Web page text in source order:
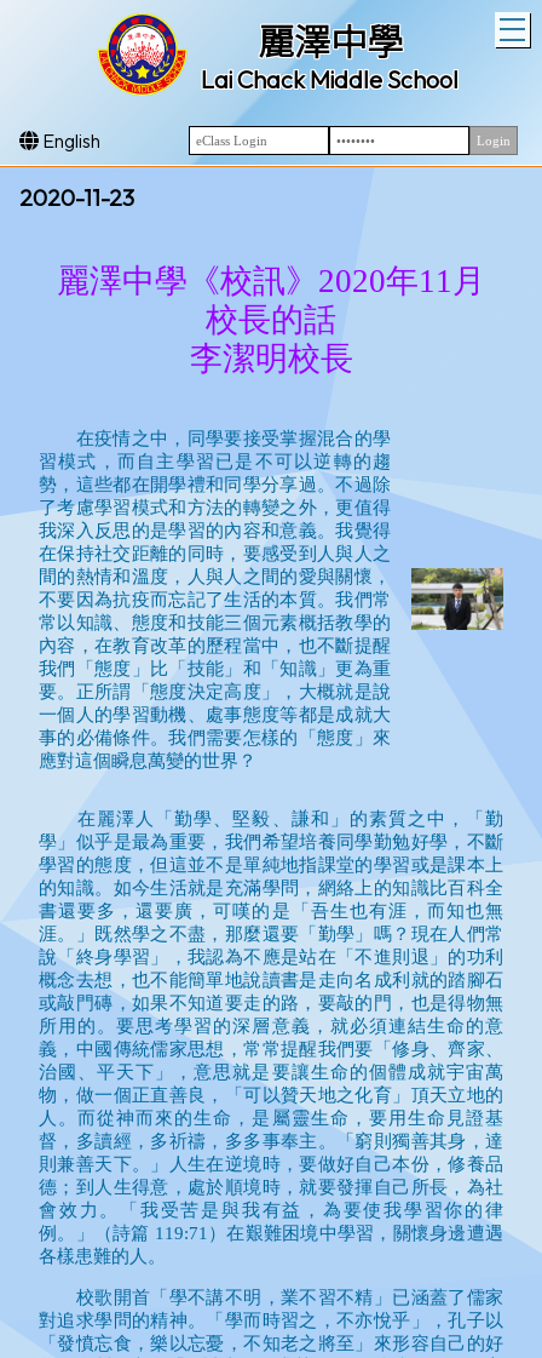
麗澤中學
Lai Chack Middle School
English
2020-11-23